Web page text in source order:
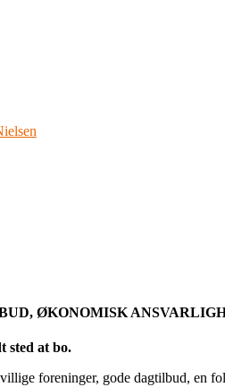
ØKONOMISK
sted at bo.
foreninger, gode dagtilbud, en